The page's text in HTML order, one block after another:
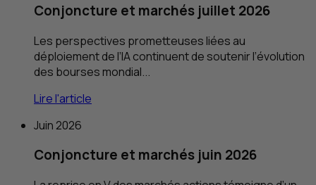
Conjoncture et marchés juillet 2026
Les perspectives prometteuses liées au
déploiement de l’IAcontinuent de soutenir l’évolution
des bourses mondial...
Lire l'article
Juin 2026
Conjoncture et marchés juin 2026